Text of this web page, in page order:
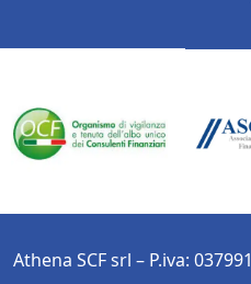
Athena SCF srl – P.iva: